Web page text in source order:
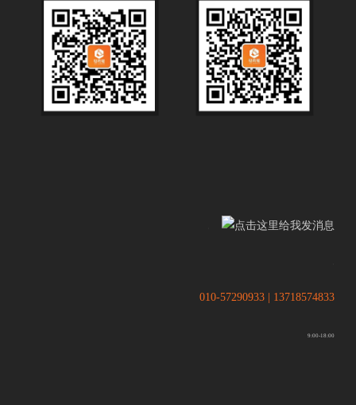
010-57290933 | 13718574833
9:00-18:00